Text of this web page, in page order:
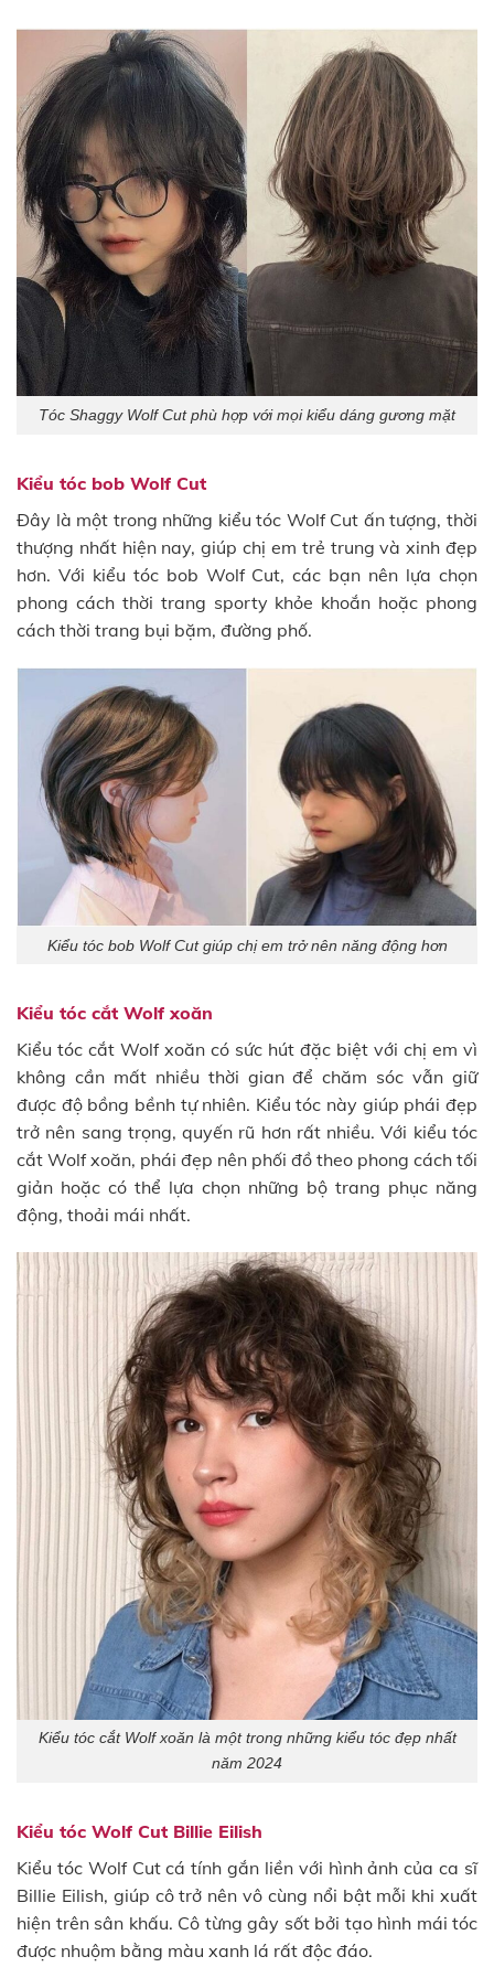
Tóc Shaggy Wolf Cut phù hợp với mọi kiểu dáng gương mặt
Kiểu tóc bob Wolf Cut
Đây là một trong những kiểu tóc Wolf Cut ấn tượng, thời
thượng nhất hiện nay, giúp chị em trẻ trung và xinh đẹp
hơn. Với kiểu tóc bob Wolf Cut, các bạn nên lựa chọn
phong cách thời trang sporty khỏe khoắn hoặc phong
cách thời trang bụi bặm, đường phố.
Kiểu tóc bob Wolf Cut giúp chị em trở nên năng động hơn
Kiểu tóc cắt Wolf xoăn
Kiểu tóc cắt Wolf xoăn có sức hút đặc biệt với chị em vì
không cần mất nhiều thời gian để chăm sóc vẫn giữ
được độ bồng bềnh tự nhiên. Kiểu tóc này giúp phái đẹp
trở nên sang trọng, quyến rũ hơn rất nhiều. Với kiểu tóc
cắt Wolf xoăn, phái đẹp nên phối đồ theo phong cách tối
giản hoặc có thể lựa chọn những bộ trang phục năng
động, thoải mái nhất.
Kiểu tóc cắt Wolf xoăn là một trong những kiểu tóc đẹp nhất
năm 2024
Kiểu tóc Wolf Cut Billie Eilish
Kiểu tóc Wolf Cut cá tính gắn liền với hình ảnh của ca sĩ
Billie Eilish, giúp cô trở nên vô cùng nổi bật mỗi khi xuất
hiện trên sân khấu. Cô từng gây sốt bởi tạo hình mái tóc
được nhuộm bằng màu xanh lá rất độc đáo.